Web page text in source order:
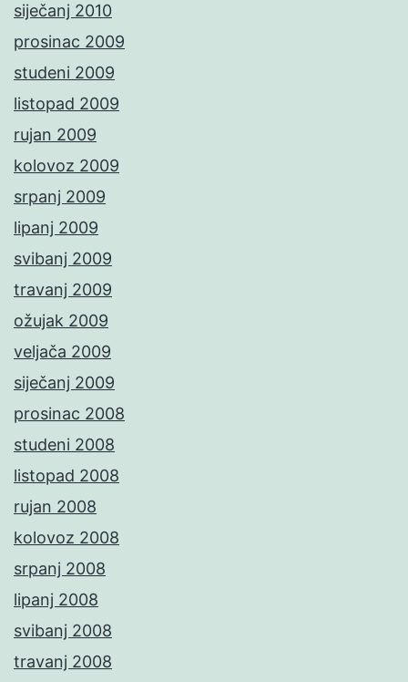
siječanj 2010
prosinac 2009
studeni 2009
listopad 2009
rujan 2009
kolovoz 2009
srpanj 2009
lipanj 2009
svibanj 2009
travanj 2009
ožujak 2009
veljača 2009
siječanj 2009
prosinac 2008
studeni 2008
listopad 2008
rujan 2008
kolovoz 2008
srpanj 2008
lipanj 2008
svibanj 2008
travanj 2008